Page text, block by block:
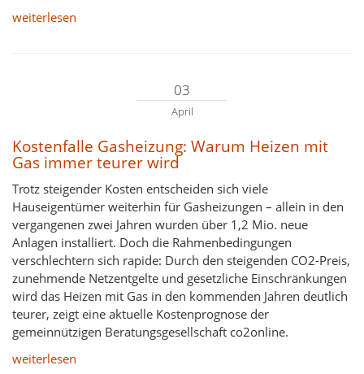
weiterlesen
03
April
Kostenfalle Gasheizung: Warum Heizen mit
Gas immer teurer wird
Trotz steigender Kosten entscheiden sich viele
Hauseigentümer weiterhin für Gasheizungen – allein in den
vergangenen zwei Jahren wurden über 1,2 Mio. neue
Anlagen installiert. Doch die Rahmenbedingungen
verschlechtern sich rapide: Durch den steigenden CO2-Preis,
zunehmende Netzentgelte und gesetzliche Einschränkungen
wird das Heizen mit Gas in den kommenden Jahren deutlich
teurer, zeigt eine aktuelle Kostenprognose der
gemeinnützigen Beratungsgesellschaft co2online.
weiterlesen